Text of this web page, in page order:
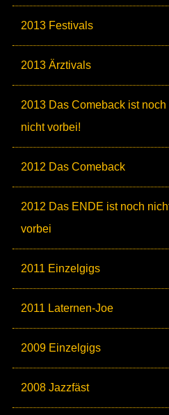
2013 Festivals
2013 Ärztivals
2013 Das Comeback ist noch
nicht vorbei!
2012 Das Comeback
2012 Das ENDE ist noch
vorbei
2011 Einzelgigs
2011 Laternen-Joe
2009 Einzelgigs
2008 Jazzfäst